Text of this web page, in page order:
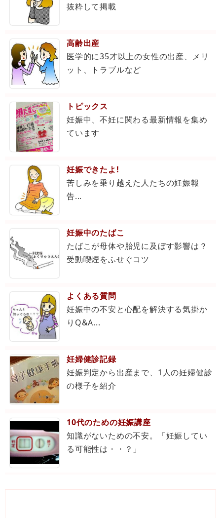
抜粋して掲載
高齢出産
医学的に35才以上の女性の出産、メリ
ット、トラブルなど
トピックス
妊娠中、不妊に関わる最新情報を集め
ています
妊娠できたよ!
苦しみを乗り越えた人たちの妊娠報
告...
妊娠中のたばこ
たばこが母体や胎児に及ぼす影響は？
受動喫煙をふせぐコツ
よくある質問
妊娠中の不安と心配を解決する気掛か
りQ&A...
妊婦健診記録
妊娠判定から出産まで、1人の妊婦健診
の様子を紹介
10代のための妊娠講座
知識がないための不安。「妊娠してい
る可能性は・・？」